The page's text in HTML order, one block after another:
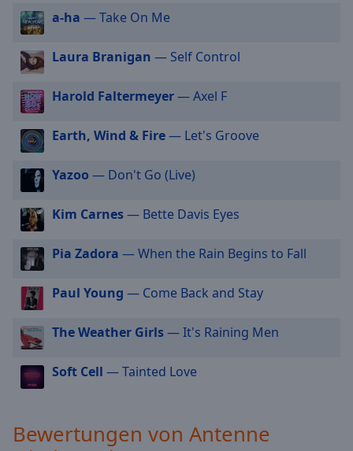
Beginning
window.
Escape
cancel
and
close
window.
Text
Color
Opacity
Text
Background
Color
a-ha — Take On Me
Laura Branigan — Self Control
Harold Faltermeyer— Axel F
Earth, Wind & Fire— Let's Groove
Yazoo — Don't Go (Live)
Kim Carnes— Bette Davis Eyes
Pia Zadora — When the Rain Begins to Fall
Paul Young — Come Back and Stay
The Weather Girls— It's Raining Men
Soft Cell — Tainted Love
Bewertungen von Antenne